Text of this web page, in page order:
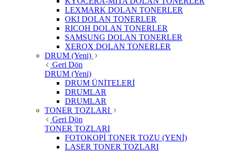
LEXMARK DOLAN TONERLER
OKI DOLAN TONERLER
RICOH DOLAN TONERLER
SAMSUNG DOLAN TONERLER
XEROX DOLAN TONERLER
DRUM (Yeni)
Geri Dön
DRUM (Yeni)
DRUM ÜNİTELERİ
DRUMLAR
DRUMLAR
TONER TOZLARI
Geri Dön
TONER TOZLARI
FOTOKOPİ TONER TOZU (YENİ)
LASER TONER TOZLARI